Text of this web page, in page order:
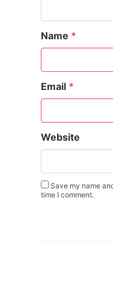
Name *
Email *
Website
Save my name
time I comment.